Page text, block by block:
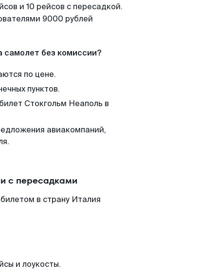
и 10 рейсов с пересадкой.
9000 рублей
самолет без комиссии?
по цене.
пунктов.
Стокгольм Неаполь в
авиакомпаний,
с пересадками
в страну Италия
и лоукосты.